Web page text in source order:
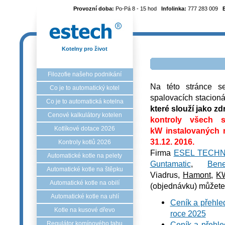
Provozní doba: Po-Pá 8 - 15 hod Infolinka: 777 283 009
Kotelny pro život
Filozofie našeho podnikání
Co je to automatický kotel
Co je to automatická kotelna
Cenové kalkulátory kotelen
Kotlíkové dotace 2026
Kontroly kotlů 2026
Automatické kotle na pelety
Automatické kotle na štěpku
Automatické kotle na obilí
Automatické kotle na uhlí
Kotle na kusové dřevo
Regulátor komínového tahu
Na této stránce
spalovacích
které slouží jako
kontroly všech
kW instalovaných
31.12. 2016.
Firma ESEL
Guntamatic,
Viadrus, Hamont,
(objednávku)
Ceník a
roce 2025